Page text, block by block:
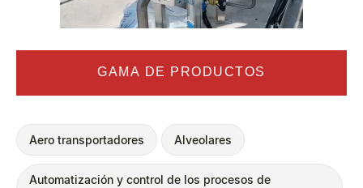
GAMA DE PRODUCTOS
Aero transportadores Alveolares
Automatización y control de los procesos de